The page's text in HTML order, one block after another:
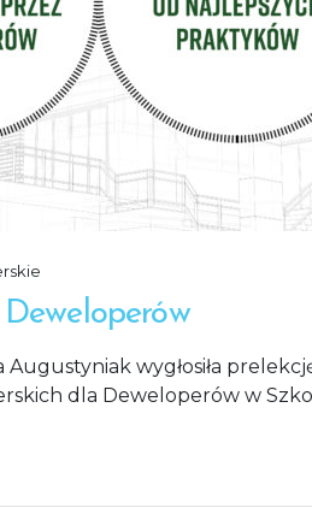
wygłosiła
dla Deweloperów w